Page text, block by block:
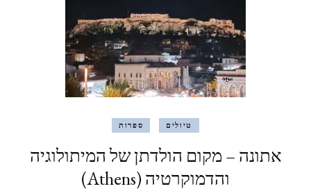
טיולים ספרות
אתונה – מקום הולדתן של המיתולוגיה
והדמוקרטיה (Athens)